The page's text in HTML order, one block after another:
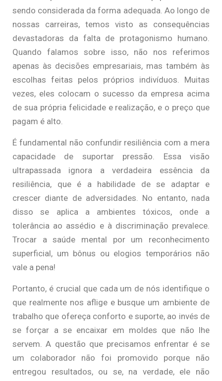
sendo considerada da forma adequada. Ao longo de
nossas carreiras, temos visto as consequências
devastadoras da falta de protagonismo humano.
Quando falamos sobre isso, não nos referimos
apenas às decisões empresariais, mas também às
escolhas feitas pelos próprios indivíduos. Muitas
vezes, eles colocam o sucesso da empresa acima
de sua própria felicidade e realização, e o preço que
pagam é alto.
É fundamental não confundir resiliência com a mera
capacidade de suportar pressão. Essa visão
ultrapassada ignora a verdadeira essência da
resiliência, que é a habilidade de se adaptar e
crescer diante de adversidades. No entanto, nada
disso se aplica a ambientes tóxicos, onde a
tolerância ao assédio e à discriminação prevalece.
Trocar a saúde mental por um reconhecimento
superficial, um bônus ou elogios temporários não
vale a pena!
Portanto, é crucial que cada um de nós identifique o
que realmente nos aflige e busque um ambiente de
trabalho que ofereça conforto e suporte, ao invés de
se forçar a se encaixar em moldes que não lhe
servem. A questão que precisamos enfrentar é se
um colaborador não foi promovido porque não
entregou resultados, ou se, na verdade, ele não